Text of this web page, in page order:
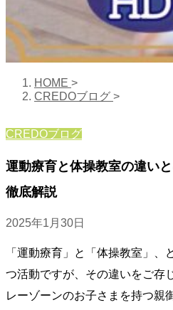
HOME >
CREDOブログ >
CREDOブログ
運動療育と体操教室の違い
徹底解説
2025年1月30日
「運動療育」と「体操教室」
つ活動ですが、その違いをご存
レーゾーンのお子さまを持つ親